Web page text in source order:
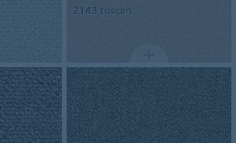
2143 tuscan